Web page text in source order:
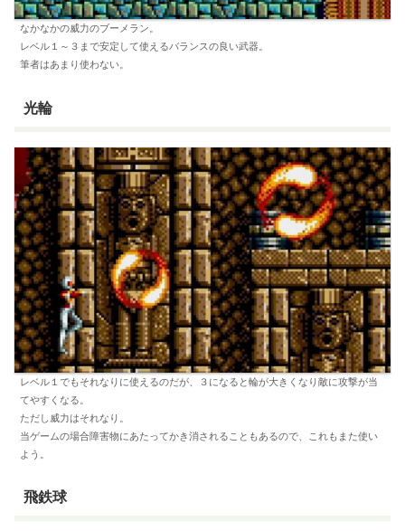
なかなかの威力のブーメラン。
レベル１～３まで安定して使えるバランスの良い武器。
筆者はあまり使わない。
光輪
レベル１でもそれなりに使えるのだが、３になると輪が大きくなり敵に攻撃が当
てやすくなる。
ただし威力はそれなり。
当ゲームの場合障害物にあたってかき消されることもあるので、これもまた使い
よう。
飛鉄球